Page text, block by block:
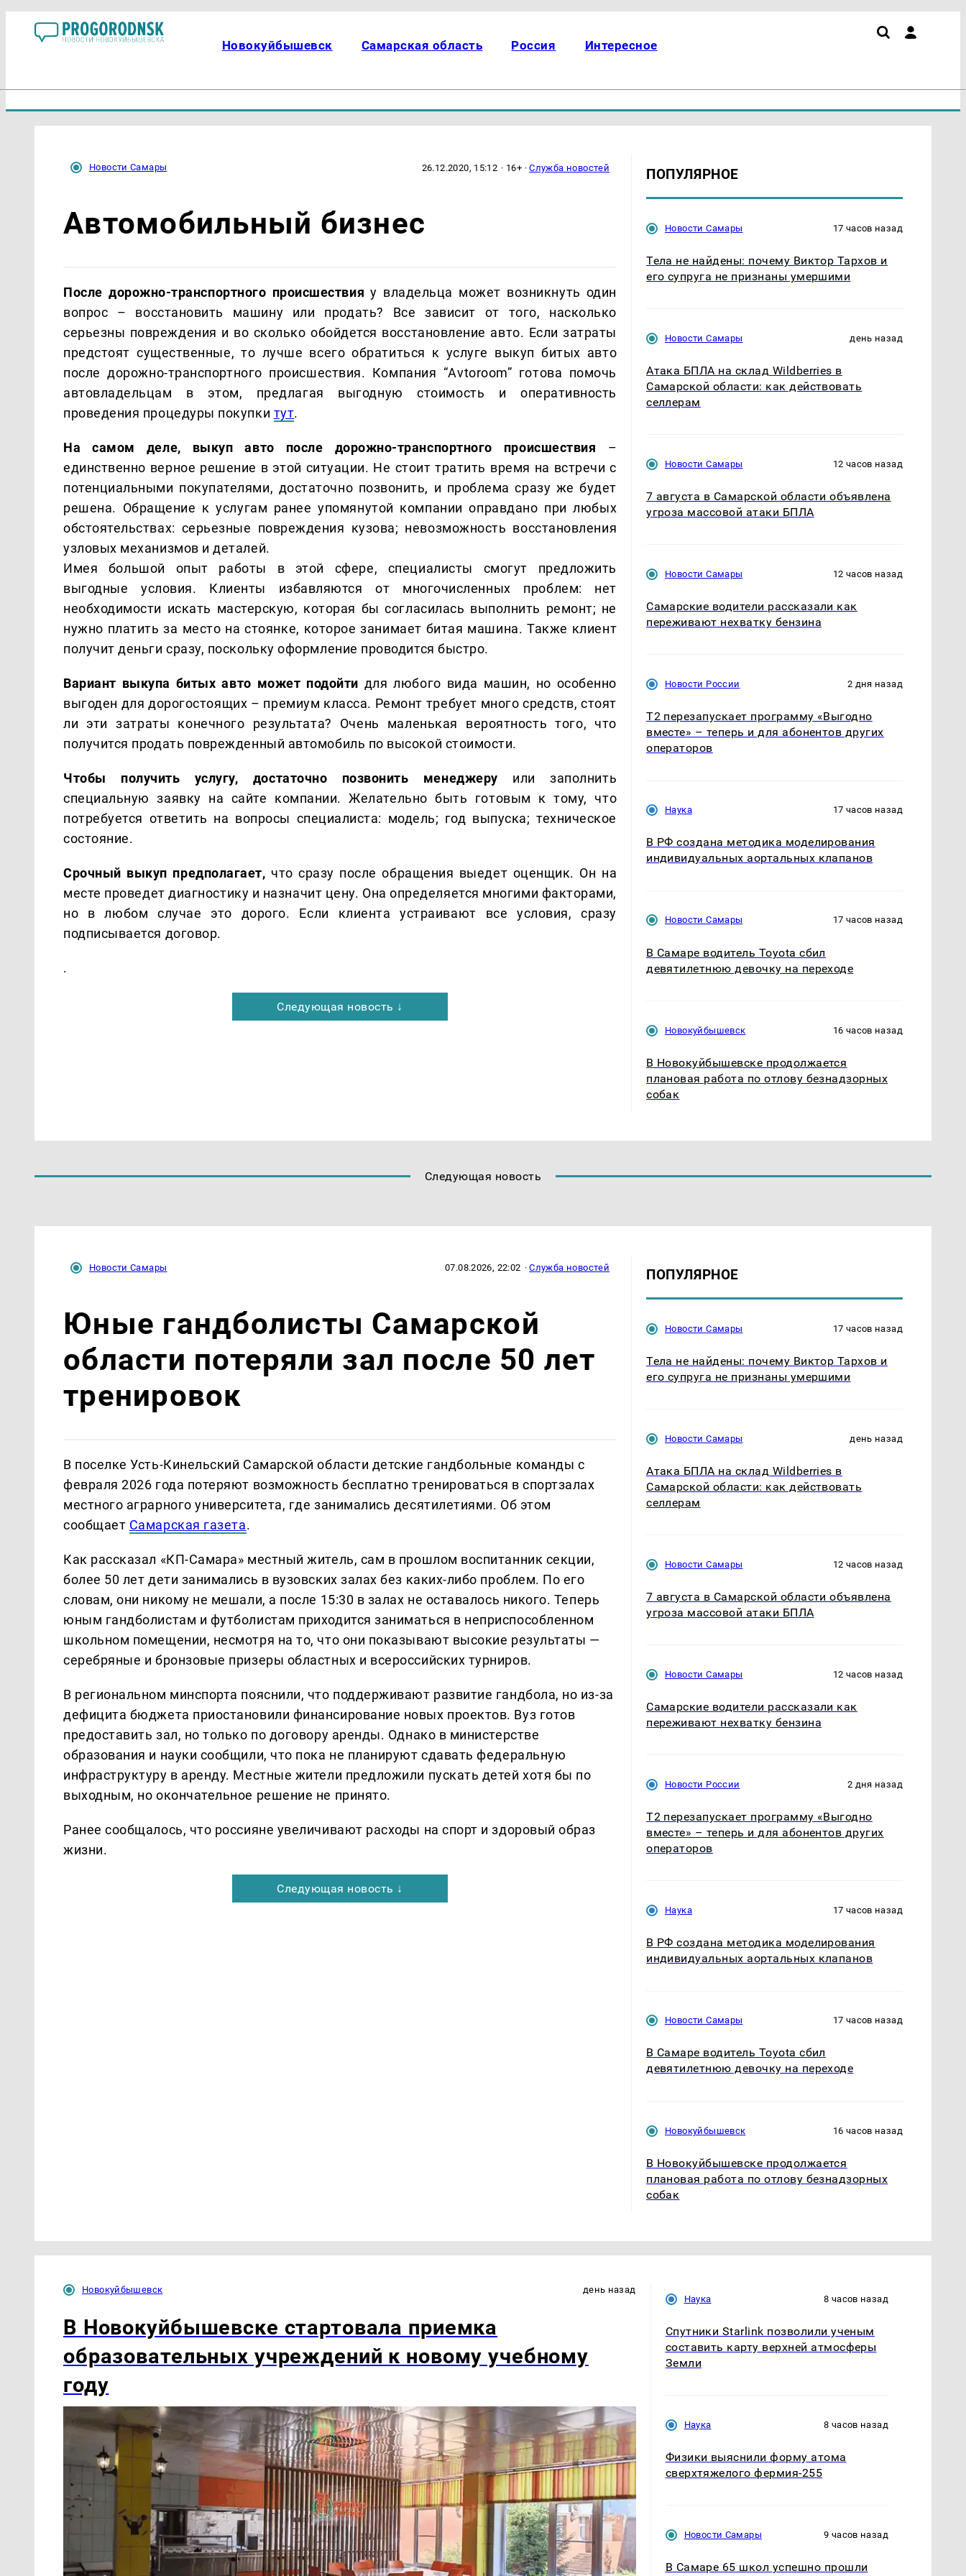
Новокуйбышевск Самарская область Россия Интересное
Новости Самары 26.12.2020, 15:12 · 16+ ·Служба новостей
Автомобильный бизнес
После дорожно-транспортного происшествия у владельца может возникнуть один
вопрос – восстановить машину или продать? Все зависит от того, насколько
серьезны повреждения и во сколько обойдется восстановление авто. Если затраты
предстоят существенные, то лучше всего обратиться к услуге выкуп битых авто
после дорожно-транспортного происшествия. Компания “Avtoroom” готова помочь
автовладельцам в этом, предлагая выгодную стоимость и оперативность
проведения процедуры покупки тут.
На самом деле, выкуп авто после дорожно-транспортного происшествия –
единственно верное решение в этой ситуации. Не стоит тратить время на встречи с
потенциальными покупателями, достаточно позвонить, и проблема сразу же будет
решена. Обращение к услугам ранее упомянутой компании оправдано при любых
обстоятельствах: серьезные повреждения кузова; невозможность восстановления
узловых механизмов и деталей.
Имея большой опыт работы в этой сфере, специалисты смогут предложить
выгодные условия. Клиенты избавляются от многочисленных проблем: нет
необходимости искать мастерскую, которая бы согласилась выполнить ремонт; не
нужно платить за место на стоянке, которое занимает битая машина. Также клиент
получит деньги сразу, поскольку оформление проводится быстро.
Вариант выкупа битых авто может подойти для любого вида машин, но особенно
выгоден для дорогостоящих – премиум класса. Ремонт требует много средств, стоят
ли эти затраты конечного результата? Очень маленькая вероятность того, что
получится продать поврежденный автомобиль по высокой стоимости.
Чтобы получить услугу, достаточно позвонить менеджеру или заполнить
специальную заявку на сайте компании. Желательно быть готовым к тому, что
потребуется ответить на вопросы специалиста: модель; год выпуска; техническое
состояние.
Срочный выкуп предполагает, что сразу после обращения выедет оценщик. Он на
месте проведет диагностику и назначит цену. Она определяется многими факторами,
но в любом случае это дорого. Если клиента устраивают все условия, сразу
подписывается договор.
.
Следующая новость ↓
ПОПУЛЯРНОЕ
Новости Самары 17 часов назад
Тела не найдены: почему Виктор Тархов и
его супруга не признаны умершими
Новости Самары день назад
Атака БПЛА на склад Wildberries в
Самарской области: как действовать
селлерам
Новости Самары 12 часов назад
7 августа в Самарской области объявлена
угроза массовой атаки БПЛА
Новости Самары 12 часов назад
Самарские водители рассказали как
переживают нехватку бензина
Новости России 2 дня назад
Т2 перезапускает программу «Выгодно
вместе» – теперь и для абонентов других
операторов
Наука 17 часов назад
В РФ создана методика моделирования
индивидуальных аортальных клапанов
Новости Самары 17 часов назад
В Самаре водитель Toyota сбил
девятилетнюю девочку на переходе
Новокуйбышевск 16 часов назад
В Новокуйбышевске продолжается
плановая работа по отлову безнадзорных
собак
Следующая новость
Новости Самары 07.08.2026, 22:02 ·Служба новостей
Юные гандболисты Самарской
области потеряли зал после 50 лет
тренировок
В поселке Усть-Кинельский Самарской области детские гандбольные команды с
февраля 2026 года потеряют возможность бесплатно тренироваться в спортзалах
местного аграрного университета, где занимались десятилетиями. Об этом
сообщает Самарская газета.
Как рассказал «КП-Самара» местный житель, сам в прошлом воспитанник секции,
более 50 лет дети занимались в вузовских залах без каких-либо проблем. По его
словам, они никому не мешали, а после 15:30 в залах не оставалось никого. Теперь
юным гандболистам и футболистам приходится заниматься в неприспособленном
школьном помещении, несмотря на то, что они показывают высокие результаты —
серебряные и бронзовые призеры областных и всероссийских турниров.
В региональном минспорта пояснили, что поддерживают развитие гандбола, но из-за
дефицита бюджета приостановили финансирование новых проектов. Вуз готов
предоставить зал, но только по договору аренды. Однако в министерстве
образования и науки сообщили, что пока не планируют сдавать федеральную
инфраструктуру в аренду. Местные жители предложили пускать детей хотя бы по
выходным, но окончательное решение не принято.
Ранее сообщалось, что россияне увеличивают расходы на спорт и здоровый образ
жизни.
Следующая новость ↓
ПОПУЛЯРНОЕ
Новости Самары 17 часов назад
Тела не найдены: почему Виктор Тархов и
его супруга не признаны умершими
Новости Самары день назад
Атака БПЛА на склад Wildberries в
Самарской области: как действовать
селлерам
Новости Самары 12 часов назад
7 августа в Самарской области объявлена
угроза массовой атаки БПЛА
Новости Самары 12 часов назад
Самарские водители рассказали как
переживают нехватку бензина
Новости России 2 дня назад
Т2 перезапускает программу «Выгодно
вместе» – теперь и для абонентов других
операторов
Наука 17 часов назад
В РФ создана методика моделирования
индивидуальных аортальных клапанов
Новости Самары 17 часов назад
В Самаре водитель Toyota сбил
девятилетнюю девочку на переходе
Новокуйбышевск 16 часов назад
В Новокуйбышевске продолжается
плановая работа по отлову безнадзорных
собак
Новокуйбышевск день назад
В Новокуйбышевске стартовала приемка
образовательных учреждений к новому учебному
году
Наука 8 часов назад
Спутники Starlink позволили ученым
составить карту верхней атмосферы
Земли
Наука 8 часов назад
Физики выяснили форму атома
сверхтяжелого фермия-255
Новости Самары 9 часов назад
В Самаре 65 школ успешно прошли